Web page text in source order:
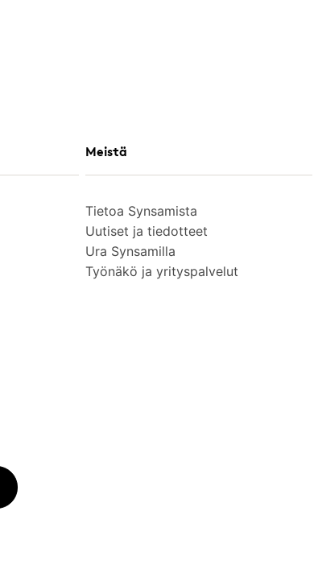
Meistä
Tietoa Synsamista
Uutiset ja tiedotteet
Ura Synsamilla
Työnäkö ja yrityspalvelut